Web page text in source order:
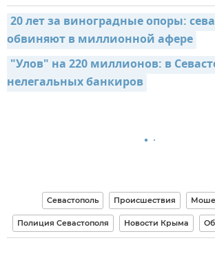
20 лет за виноградные опоры:
обвиняют в миллионной афере
"Улов" на 220 миллионов: в
нелегальных банкиров
Севастополь Происшествия
Полиция Севастополя Новости Крыма